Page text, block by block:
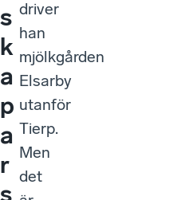
s
k
a
p
a
r
driver
han
mjölkgården
Elsarby
utanför
Tierp.
Men
det